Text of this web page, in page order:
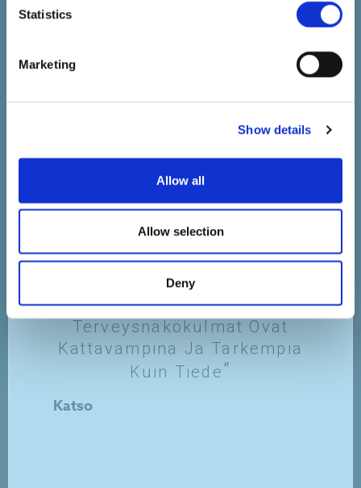
Statistics
Marketing
Show details
Allow all
Allow selection
Deny
Tietää Parhaiten, Intuitio Ja
Katso
Vaihtoehtoiset
Terveysnäkökulmat Ovat
Kattavampina Ja Tarkempia
Kuin Tiede
Katso